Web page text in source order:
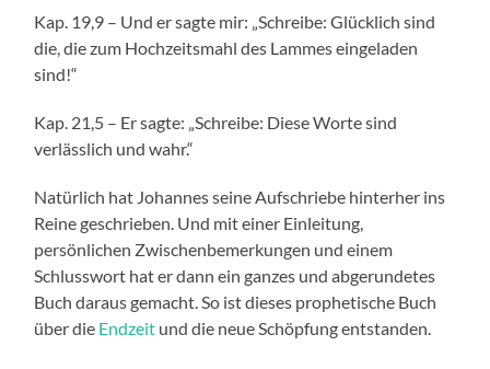
Kap. 19,9 – Und er sagte mir: „Schreibe: Glücklich sind
die, die zum Hochzeitsmahl des Lammes eingeladen
sind!“
Kap. 21,5 – Er sagte: „Schreibe: Diese Worte sind
verlässlich und wahr.“
Natürlich hat Johannes seine Aufschriebe hinterher ins
Reine geschrieben. Und mit einer Einleitung,
persönlichen Zwischenbemerkungen und einem
Schlusswort hat er dann ein ganzes und abgerundetes
Buch daraus gemacht. So ist dieses prophetische Buch
über die Endzeit und die neue Schöpfung entstanden.